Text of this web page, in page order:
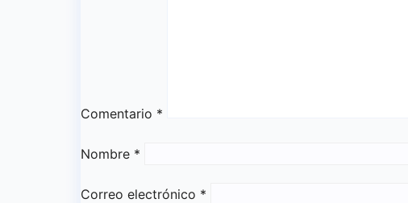
Comentario *
Nombre *
Correo electrónico *